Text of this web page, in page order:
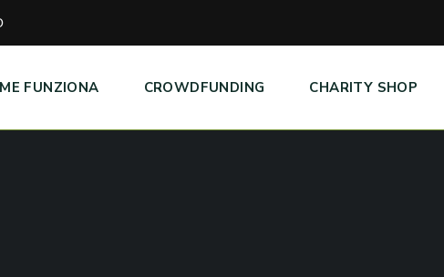
FUNZIONA CROWDFUNDING CHARITY SHOP